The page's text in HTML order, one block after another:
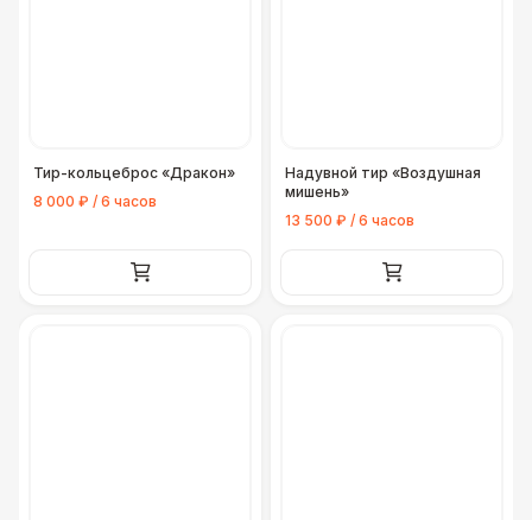
Тир-кольцеброс «Дракон»
8 000 ₽ / 6 часов
Надувной тир «Воздушная
мишень»
13 500 ₽ / 6 часов